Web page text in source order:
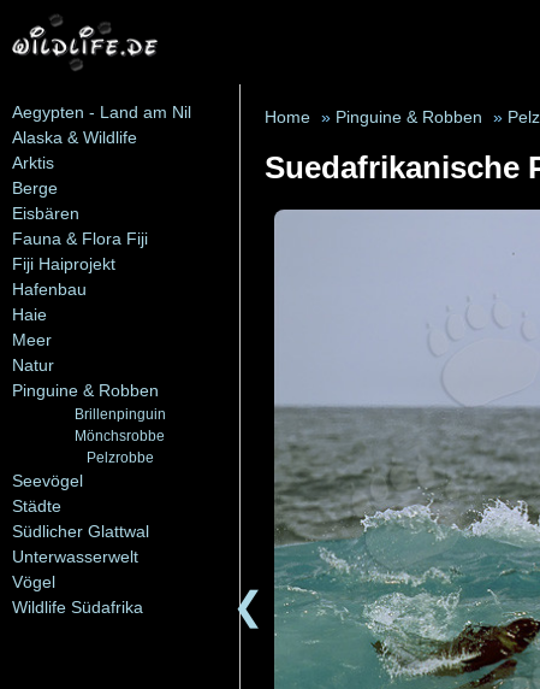
Aegypten - Land am Nil
Alaska & Wildlife
Arktis
Berge
Eisbären
Fauna & Flora Fiji
Fiji Haiprojekt
Hafenbau
Haie
Meer
Natur
Pinguine & Robben
Brillenpinguin
Mönchsrobbe
Pelzrobbe
Seevögel
Städte
Südlicher Glattwal
Unterwasserwelt
Vögel
Wildlife Südafrika
Home » Pinguine & Robben »
Suedafrikanische
❮